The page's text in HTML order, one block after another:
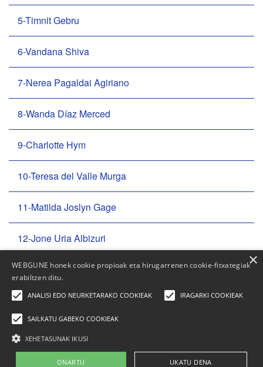
5-Timnit Gebru
6-Vandana Shiva
7-Nerea Pagaldai Agiriano
8-Wanda Díaz Merced
9-Charlotte Hym
10-Teresa del Valle Murga
11-Matilda Joslyn Gage
12-Jone Uria Albizuri
Actividades del año 2021
WEBGUNE honek cookie propioak eta hirugarrenen cookie-fitxategiak
erabiltzen ditu.
ANALISI EDO NEURKETARAKO COOKIEAK IRAGARKI COOKIEAK
SAILKATU GABEKO COOKIEAK
XEHETASUNAK IKUSI
ONARTU UKATU DENA
×